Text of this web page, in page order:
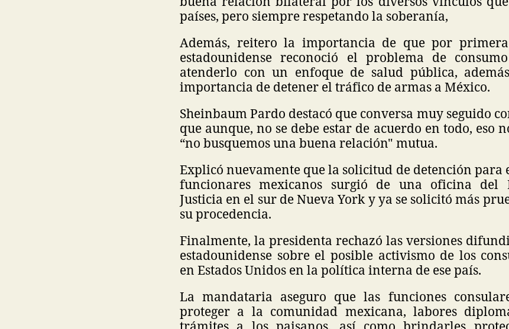
países, pero siempre respetando la soberanía,
Además, reitero la importancia de que por
estadounidense reconoció el problema de
atenderlo con un enfoque de salud pública,
importancia de detener el tráfico de armas a México.
Sheinbaum Pardo destacó que conversa muy seguido
que aunque, no se debe estar de acuerdo en todo, eso
“no busquemos una buena relación" mutua.
Explicó nuevamente que la solicitud de detención
funcionares mexicanos surgió de una oficina del
Justicia en el sur de Nueva York y ya se solicitó más
su procedencia.
Finalmente, la presidenta rechazó las versiones
estadounidense sobre el posible activismo de los
en Estados Unidos en la política interna de ese país.
La mandataria aseguro que las funciones
proteger a la comunidad mexicana, labores